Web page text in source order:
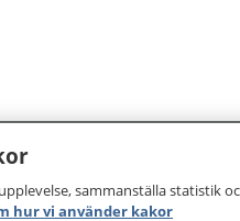
sammanställa statistik
hur vi använder kakor